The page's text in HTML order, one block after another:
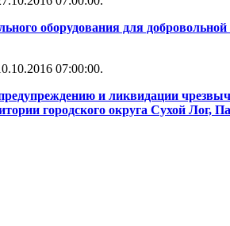
оборудования для
07:00:00.
и ликвидации
городского округа Сухой Лог,